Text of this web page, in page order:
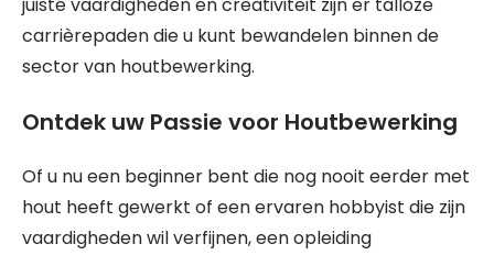
juiste vaardigheden en creativiteit zijn er talloze
carrièrepaden die u kunt bewandelen binnen de
sector van houtbewerking.
Ontdek uw Passie voor Houtbewerking
Of u nu een beginner bent die nog nooit eerder met
hout heeft gewerkt of een ervaren hobbyist die zijn
vaardigheden wil verfijnen, een opleiding